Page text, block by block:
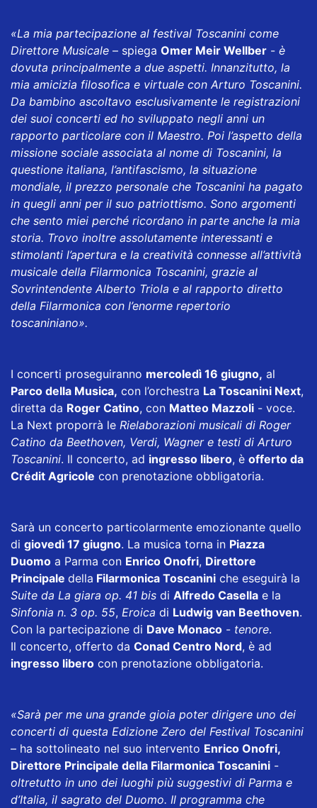
«La mia partecipazione al festival Toscanini come
Direttore Musicale – spiega Omer Meir Wellber - è
dovuta principalmente a due aspetti. Innanzitutto, la
mia amicizia filosofica e virtuale con Arturo Toscanini.
Da bambino ascoltavo esclusivamente le registrazioni
dei suoi concerti ed ho sviluppato negli anni un
rapporto particolare con il Maestro. Poi l’aspetto della
missione sociale associata al nome di Toscanini, la
questione italiana, l’antifascismo, la situazione
mondiale, il prezzo personale che Toscanini ha pagato
in quegli anni per il suo patriottismo. Sono argomenti
che sento miei perché ricordano in parte anche la mia
storia. Trovo inoltre assolutamente interessanti e
stimolanti l’apertura e la creatività connesse all’attività
musicale della Filarmonica Toscanini, grazie al
Sovrintendente Alberto Triola e al rapporto diretto
della Filarmonica con l’enorme repertorio
toscaniniano».
I concerti proseguiranno mercoledì 16 giugno, al
Parco della Musica, con l’orchestra La Toscanini Next,
diretta da Roger Catino, con Matteo Mazzoli - voce.
La Next proporrà le Rielaborazioni musicali di Roger
Catino da Beethoven, Verdi, Wagner e testi di Arturo
Toscanini. Il concerto, ad ingresso libero, è offerto da
Crédit Agricole con prenotazione obbligatoria.
Sarà un concerto particolarmente emozionante quello
di giovedì 17 giugno. La musica torna in Piazza
Duomo a Parma con Enrico Onofri, Direttore
Principale della Filarmonica Toscanini che eseguirà la
Suite da La giara op. 41 bis di Alfredo Casella e la
Sinfonia n. 3 op. 55, Eroica di Ludwig van Beethoven.
Con la partecipazione di Dave Monaco - tenore.
Il concerto, offerto da Conad Centro Nord, è ad
ingresso libero con prenotazione obbligatoria.
«Sarà per me una grande gioia poter dirigere uno dei
concerti di questa Edizione Zero del Festival Toscanini
– ha sottolineato nel suo intervento Enrico Onofri,
Direttore Principale della Filarmonica Toscanini -
oltretutto in uno dei luoghi più suggestivi di Parma e
d’Italia, il sagrato del Duomo. Il programma che